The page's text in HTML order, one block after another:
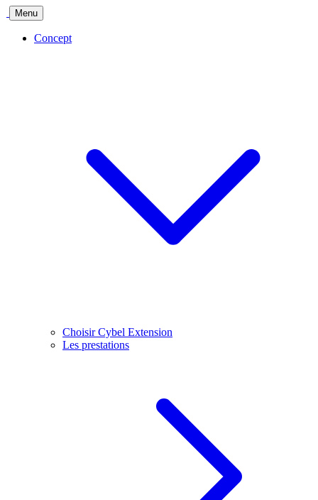
Menu
Concept
Choisir Cybel Extension
Les prestations